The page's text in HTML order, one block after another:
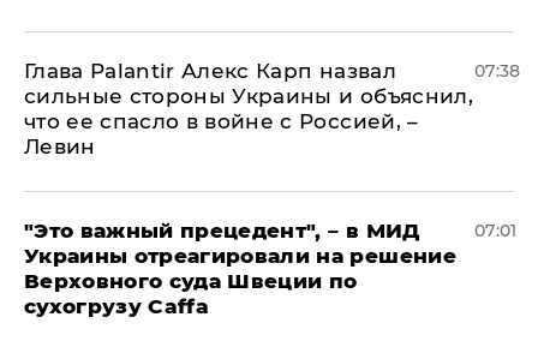
Глава Palantir Алекс Карп назвал
сильные стороны Украины и объяснил,
что ее спасло в войне с Россией, –
Левин
07:38
"Это важный прецедент", – в МИД
Украины отреагировали на решение
Верховного суда Швеции по
сухогрузу Caffa
07:01